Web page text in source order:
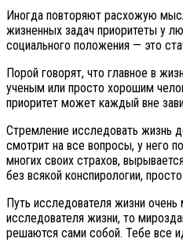
Иногда повторяют расхожую
жизненных задач приоритеты у
социального положения — это
Порой говорят, что главное в
ученым или просто хорошим
приоритет может каждый вне
Стремление исследовать жизнь
смотрит на все вопросы, у него
многих своих страхов,
без всякой конспирологии,
Путь исследователя жизни
исследователя жизни, то
решаются сами собой. Тебе все